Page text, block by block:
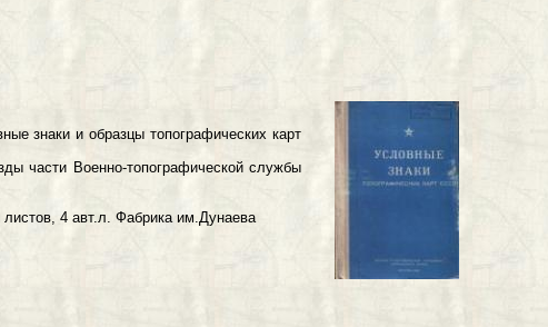
и образцы топографических карт
Военно-топографической службы
4 авт.л. Фабрика им.Дунаева